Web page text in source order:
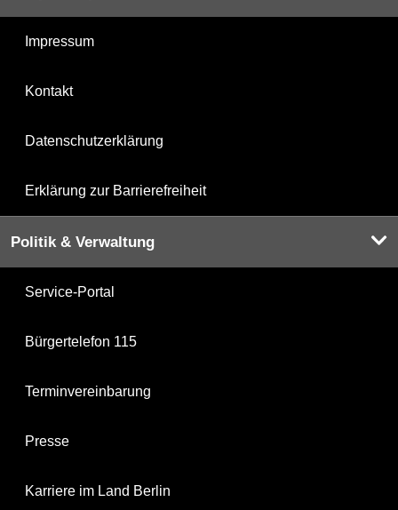
Impressum
Kontakt
Datenschutzerklärung
Erklärung zur Barrierefreiheit
Politik & Verwaltung
Service-Portal
Bürgertelefon 115
Terminvereinbarung
Presse
Karriere im Land Berlin